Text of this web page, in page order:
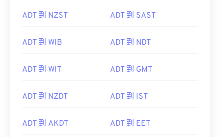
ADT 到 NZST ADT 到 SAST
ADT 到 WIB ADT 到 NDT
ADT 到 WIT ADT 到 GMT
ADT 到 NZDT ADT 到 IST
ADT 到 AKDT ADT 到 EET